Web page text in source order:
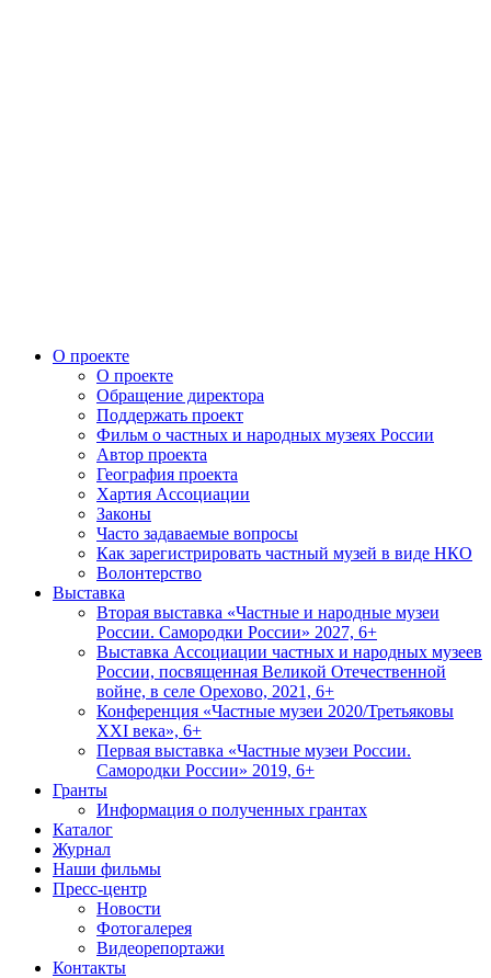
О проекте
О проекте
Обращение директора
Поддержать проект
Фильм о частных и народных музеях России
Автор проекта
География проекта
Хартия Ассоциации
Законы
Часто задаваемые вопросы
Как зарегистрировать частный музей в виде НКО
Волонтерство
Выставка
Вторая выставка «Частные и народные музеи
России. Самородки России» 2027, 6+
Выставка Ассоциации частных и народных музеев
России, посвященная Великой Отечественной
войне, в селе Орехово, 2021, 6+
Конференция «Частные музеи 2020/Третьяковы
XXI века», 6+
Первая выставка «Частные музеи России.
Самородки России» 2019, 6+
Гранты
Информация о полученных грантах
Каталог
Журнал
Наши фильмы
Пресс-центр
Новости
Фотогалерея
Видеорепортажи
Контакты